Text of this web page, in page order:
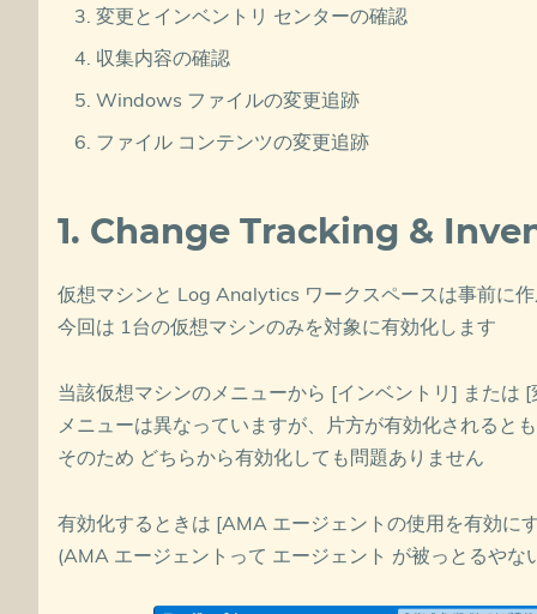
変更とインベントリ センターの確認
収集内容の確認
Windows ファイルの変更追跡
ファイル コンテンツの変更追跡
1. Change Tracking &
仮想マシンと Log Analytics ワークスペースは事前に
今回は 1台の仮想マシンのみを対象に有効化します
当該仮想マシンのメニューから [インベントリ] または
メニューは異なっていますが、片方が有効化されると
そのため どちらから有効化しても問題ありません
有効化するときは [AMA エージェントの使用を有効に
(AMA エージェントって エージェント が被っとるやな